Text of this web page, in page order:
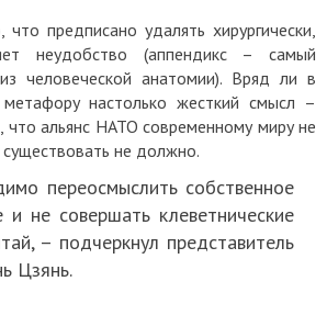
предписано удалять хирургически,
неудобство (аппендикс – самый
человеческой анатомии). Вряд ли в
настолько жесткий смысл –
что альянс НАТО современному миру не
не должно.
переосмыслить собственное
и не совершать клеветнические
– подчеркнул представитель
Цзянь.